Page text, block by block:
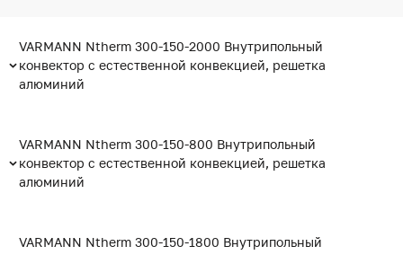
VARMANN Ntherm 300-150-2000 Внутрипольный
конвектор с естественной конвекцией, решетка
алюминий
VARMANN Ntherm 300-150-800 Внутрипольный
конвектор с естественной конвекцией, решетка
алюминий
VARMANN Ntherm 300-150-1800 Внутрипольный